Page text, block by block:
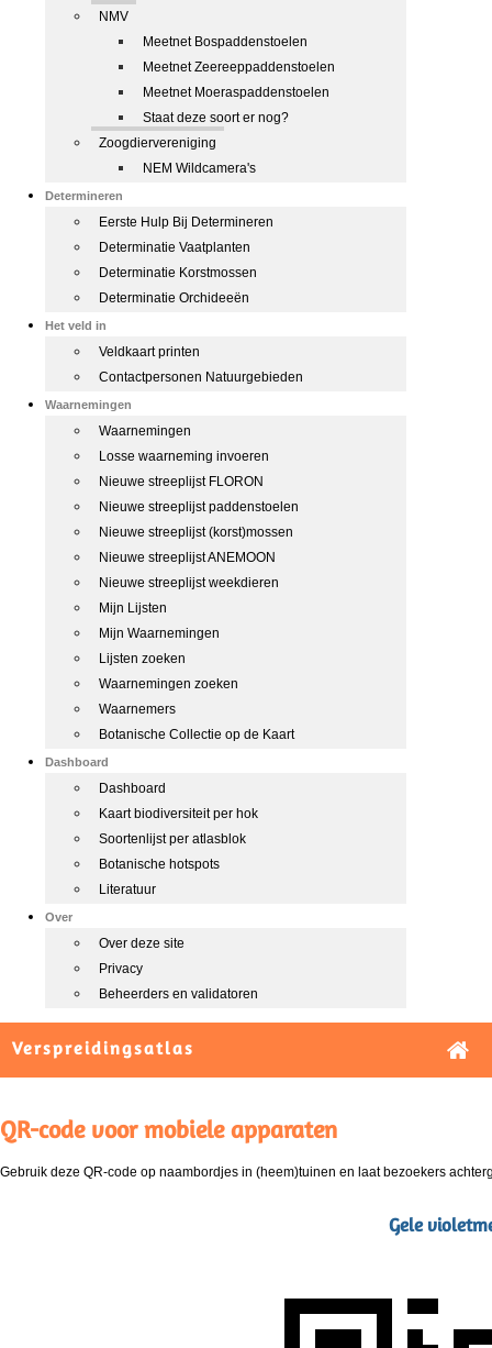
NMV
Meetnet Bospaddenstoelen
Meetnet Zeereeppaddenstoelen
Meetnet Moeraspaddenstoelen
Staat deze soort er nog?
Zoogdiervereniging
NEM Wildcamera's
Determineren
Eerste Hulp Bij Determineren
Determinatie Vaatplanten
Determinatie Korstmossen
Determinatie Orchideeën
Het veld in
Veldkaart printen
Contactpersonen Natuurgebieden
Waarnemingen
Waarnemingen
Losse waarneming invoeren
Nieuwe streeplijst FLORON
Nieuwe streeplijst paddenstoelen
Nieuwe streeplijst (korst)mossen
Nieuwe streeplijst ANEMOON
Nieuwe streeplijst weekdieren
Mijn Lijsten
Mijn Waarnemingen
Lijsten zoeken
Waarnemingen zoeken
Waarnemers
Botanische Collectie op de Kaart
Dashboard
Dashboard
Kaart biodiversiteit per hok
Soortenlijst per atlasblok
Botanische hotspots
Literatuur
Over
Over deze site
Privacy
Beheerders en validatoren
Verspreidingsatlas
QR-code voor mobiele apparaten
Gebruik deze QR-code op naambordjes in (heem)tuinen en laat bezoekers
Gele